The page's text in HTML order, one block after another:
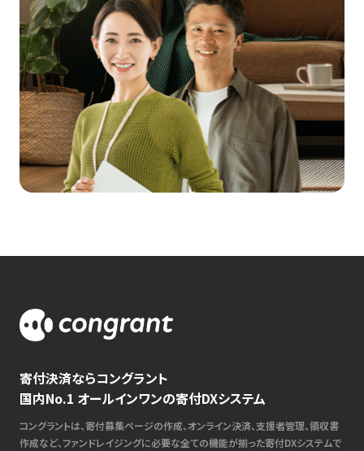
寄付決済ならコングラント
国内No.1 オールインワンの寄付DXシステム
コングラントは、寄付募集ページの作成、オンライン決済、支援者管理、領収書
作成など、ファンドレイジングに必要な全ての機能が揃った寄付DXシステムで